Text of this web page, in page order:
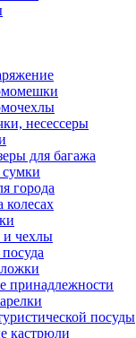
несессеры
для багажа
города
чехлы
принадлежности
посуды
кастрюли